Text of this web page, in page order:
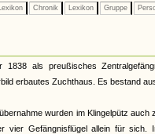
Chronik Lexikon Gruppe
1838 als preußisches
erbautes Zuchthaus. Es bestand
wurden im Klingelpütz
vier Gefängnisflügel allein für